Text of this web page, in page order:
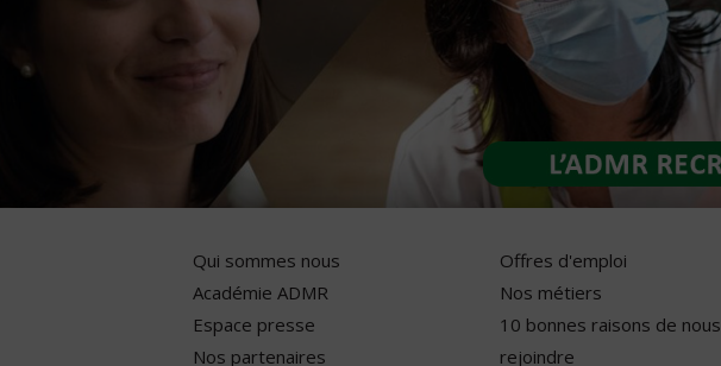
Qui sommes nous
Académie ADMR
Espace presse
Nos partenaires
Offres d'emploi
Nos métiers
10 bonnes raisons de nous
rejoindre